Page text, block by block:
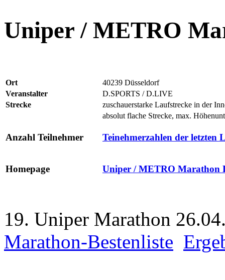
Uniper / METRO
Ort
40239 Düsseldorf
Veranstalter
D.SPORTS / D.LIVE
Strecke
zuschauerstarke Laufstrecke in der
absolut flache Strecke, max.
Anzahl Teilnehmer Teinehmerzahlen der letzten
Homepage Uniper / METRO Marathon
19. Uniper Marathon
Marathon-Bestenliste